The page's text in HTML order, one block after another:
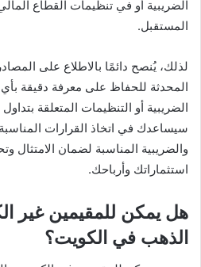
الضريبية أو في تنظيمات القطاع
المستقبل.
لذلك، يُنصح دائمًا بالاطلاع على
المحدثة للحفاظ على معرفة دقيقة بأي
الضريبية أو التنظيمات المتعلقة
سيساعدك في اتخاذ القرارات المناسبة
والضريبية المناسبة لضمان الامتثال
استثماراتك وأرباحك.
هل يمكن للمقيمين غير
الذهب في الكويت؟